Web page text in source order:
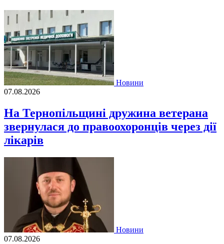
Новини
07.08.2026
На Тернопільщині дружина ветерана
звернулася до правоохоронців через дії
лікарів
Новини
07.08.2026